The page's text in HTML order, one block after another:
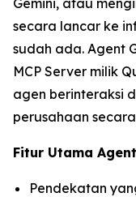
secara lancar ke
sudah ada. Agent
MCP Server milik
agen berinteraksi
perusahaan
Fitur Utama
Pendekatan